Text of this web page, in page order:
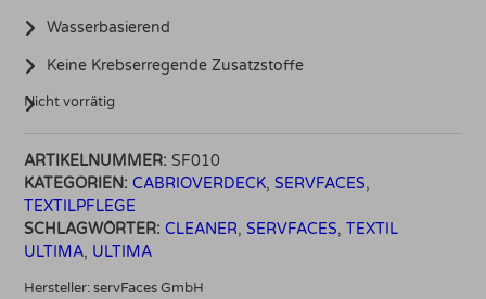
Wasserbasierend
Keine Krebserregende Zusatzstoffe
Nicht vorrätig
ARTIKELNUMMER: SF010
KATEGORIEN: CABRIOVERDECK,SERVFACES,
TEXTILPFLEGE
SCHLAGWÖRTER: CLEANER,SERVFACES,TEXTIL
ULTIMA, ULTIMA
Hersteller:servFaces GmbH